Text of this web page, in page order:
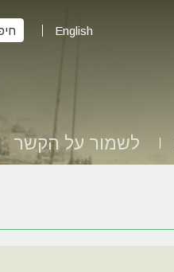
English
לשמור על הקשר